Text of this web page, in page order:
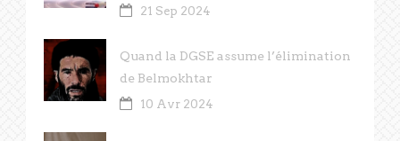
21 Sep 2024
Quand la DGSE assume l’élimination
de Belmokhtar
10 Avr 2024